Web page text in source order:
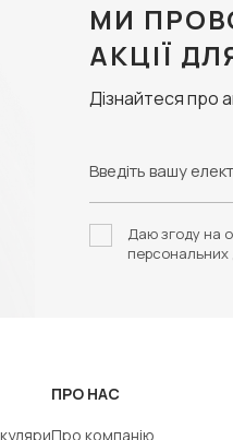
МИ
АКЦІЇ
Дізнайтеся про
Даю згоду на
ПРО НАС
Про компанію